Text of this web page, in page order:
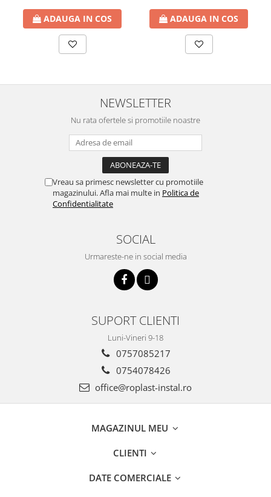
ADAUGA IN COS ADAUGA IN COS
NEWSLETTER
Nu rata ofertele si promotiile noastre
Vreau sa primesc newsletter cu promotiile
magazinului. Afla mai multe in Politica de
Confidentialitate
SOCIAL
Urmareste-ne in social media
SUPORT CLIENTI
Luni-Vineri 9-18
0757085217
0754078426
office@roplast-instal.ro
MAGAZINUL MEU
CLIENTI
DATE COMERCIALE